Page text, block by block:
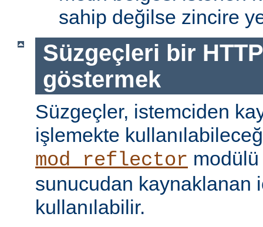
sahip değilse zincire
Süzgeçleri bir
göstermek
Süzgeçler, istemciden
işlemekte
mod_reflector modülü
sunucudan kaynaklanan
kullanılabilir.